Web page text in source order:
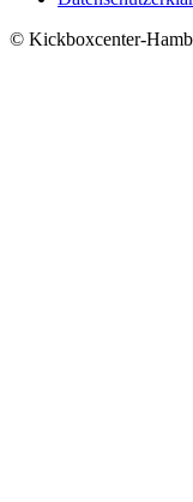
© Kickboxcenter-